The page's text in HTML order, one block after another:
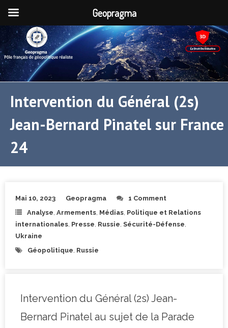
Intervention du Général (2s)
Jean-Bernard Pinatel sur France
24
Mai 10, 2023 Geopragma
1 Comment
Analyse Armements Médias Politique et Relations
internationales Presse Russie Sécurité-Défense
Ukraine
Géopolitique Russie
Intervention du Général (2s) Jean-
Bernard Pinatel au sujet de la Parade
Geopragma